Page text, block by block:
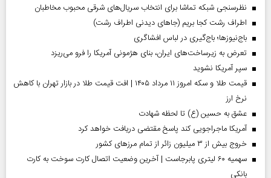
نظرسنجی شبکه تماشا برای انتخاب سریال‌های شرقی محبوب مخاطبان
اطراف رشت کجا بریم (جاهای دیدنی اطراف رشت)
باج‌نیوزها؛ باج‌گیری در لباس افشاگری
تعرض به زیرساخت‌های ایران، بنای هژمونی آمریکا را فرو می‌ریزد
سپر آمریکا نشوید
قیمت طلا و سکه امروز ۱۱ مرداد ۱۴۰۵ | افت قیمت طلا در بازار تهران با کاهش
نرخ ارز
عشق به حسین (ع) تا لحظه شهادت
آمریکا ماجراجویی کند پاسخ مقتضی دریافت خواهد کرد
خروج بیش از ۳ میلیون زائر از تمام مرز‌های کشور
سهمیه ۶۰ لیتری پابرجاست | آخرین وضعیت اتصال کارت سوخت به کارت
بانکی